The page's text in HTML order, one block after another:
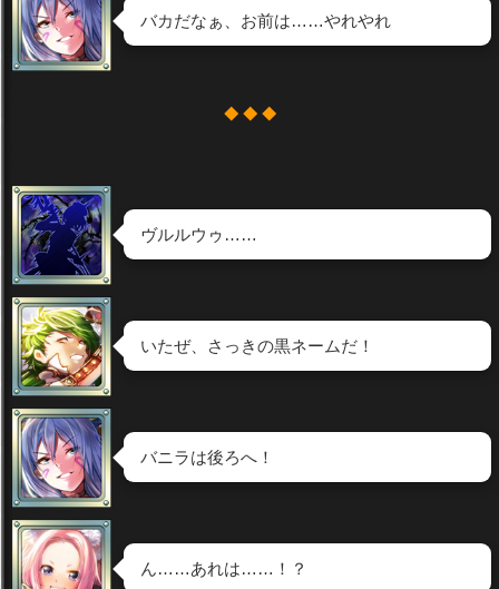
バカだなぁ、お前は……やれやれ
◆ ◆ ◆
ヴルルウゥ……
いたぜ、さっきの黒ネームだ！
バニラは後ろへ！
ん……あれは……！？